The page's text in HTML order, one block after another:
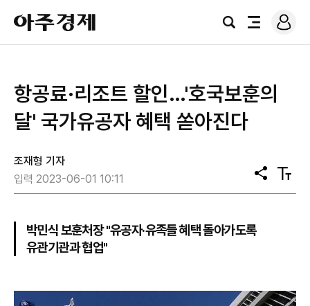
아
주
경
검
전
로
그
항공료·리조트 할인…'호국보훈의
달' 국가유공자 혜택 쏟아진다
조재형 기자
입력 2023-06-01 10:11
공
유
텍
스
박민식 보훈처장 "유공자·유족들 혜택 돌아가도록
유관기관과 협업"